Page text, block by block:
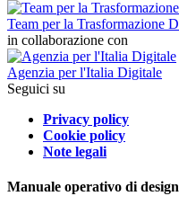
Team per la Trasformazione
in collaborazione con
Agenzia per l'Italia Digitale
Seguici su
Privacy policy
Cookie policy
Note legali
Manuale operativo di design